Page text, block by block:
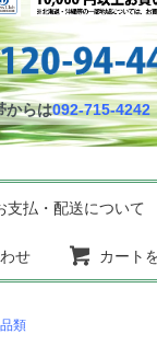
からは092-715-4242
支払・配送について
せ カート
類